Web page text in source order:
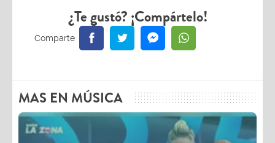
¿Te gustó? ¡Compártelo!
MAS EN MÚSICA